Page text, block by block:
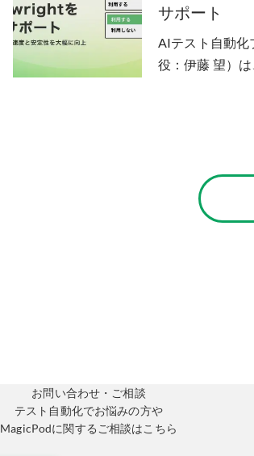
サポート
AIテスト自動化
役：伊藤 望）
お問い合わせ・ご相談
テスト自動化でお悩みの方や
MagicPodに関するご相談はこちら